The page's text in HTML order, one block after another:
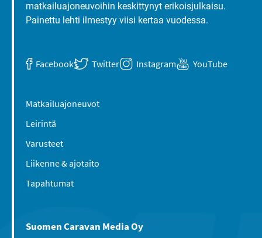
matkailuajoneuvoihin keskittynyt erikoisjulkaisu.
Painettu lehti ilmestyy viisi kertaa vuodessa.
Facebook Twitter Instagram YouTube
Matkailuajoneuvot
Leirintä
Varusteet
Liikenne & ajotaito
Tapahtumat
Suomen Caravan Media Oy